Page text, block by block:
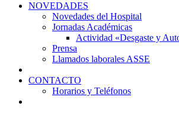
NOVEDADES
Novedades del Hospital
Jornadas Académicas
Actividad «Desgaste y
Prensa
Llamados laborales ASSE
CONTACTO
Horarios y Teléfonos